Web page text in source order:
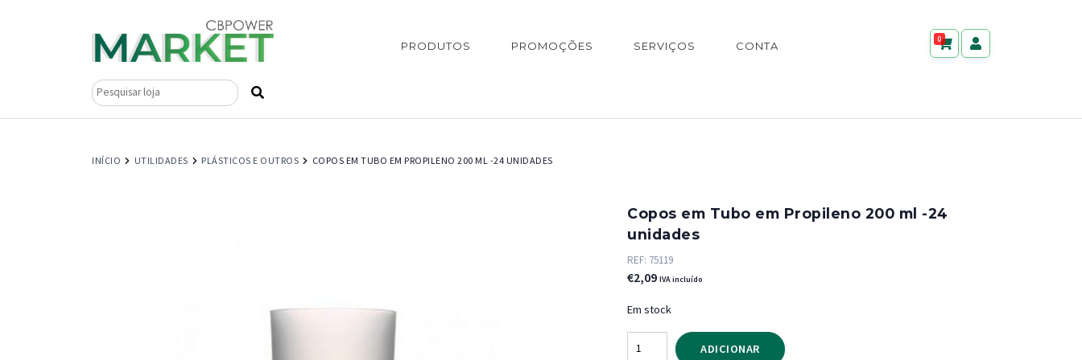
0
PRODUTOS PROMOÇÕES SERVIÇOS CONTA
Pesquisar
INÍCIO UTILIDADES PLÁSTICOS E OUTROS COPOS EM TUBO EM PROPILENO 200 ML -24 UNIDADES
Copos em Tubo em Propileno 200 ml -24
unidades
REF: 75119
€2,09 IVA incluído
Em stock
Quantidade
ADICIONAR